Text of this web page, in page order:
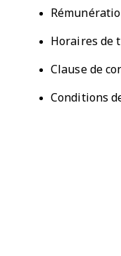
Horaires de
Clause de
Conditions